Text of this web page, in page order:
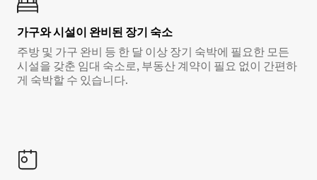
가구와 시설이 완비된 장기 숙소
주방 및 가구 완비 등 한 달 이상 장기 숙박에 필요한 모든
시설을 갖춘 임대 숙소로, 부동산 계약이 필요 없이 간편하
게 숙박할 수 있습니다.